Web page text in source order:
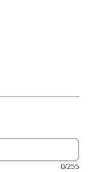
0/255